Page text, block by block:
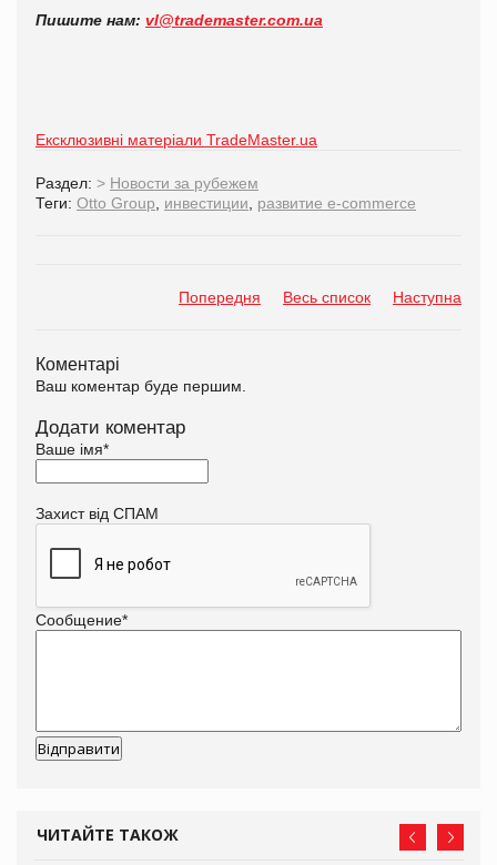
Пишите нам: vl@trademaster.com.ua
Ексклюзивні матеріали TradeMaster.ua
Раздел: > Новости за рубежем
Теги: Otto Group инвестиции развитие e-commerce
Попередня Весь список Наступна
Коментарі
Ваш коментар буде першим.
Додати коментар
Ваше імя*
Захист від СПАМ
Сообщение*
ЧИТАЙТЕ ТАКОЖ